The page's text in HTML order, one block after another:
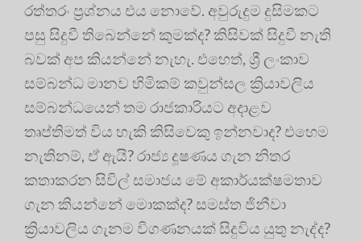
රත්තරං ප්‍රශ්නය එය නොවේ. අවුරුදුම දුසිමකට
පසු සිදුවී තිබෙන්නේ කුමක්ද? කිසිවක් සිදුවී නැති
බවක් අප කියන්නේ නැහැ. එහෙත්, ශ්‍රී ලංකාව
සම්බන්ධ මානව හිමිකම් කවුන්සල ක්‍රියාවලිය
සම්බන්ධයෙන් තම රාජකාරියට අදාළව
තෘප්තිමත් විය හැකි කිසිවෙකු ඉන්නවාද? එහෙම
නැතිනම්, ඒ ඇයි? රාජ්‍ය දූෂණය ගැන නිතර
කතාකරන සිවිල් සමාජය මේ අකාර්යක්ෂමතාව
ගැන කියන්නේ මොකක්ද? සමස්ත ජිනීවා
ක්‍රියාවලිය ගැනම විගණනයක් සිදුවිය යුතු නැද්ද?